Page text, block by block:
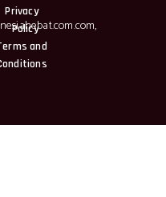
Privacy
Policy
and